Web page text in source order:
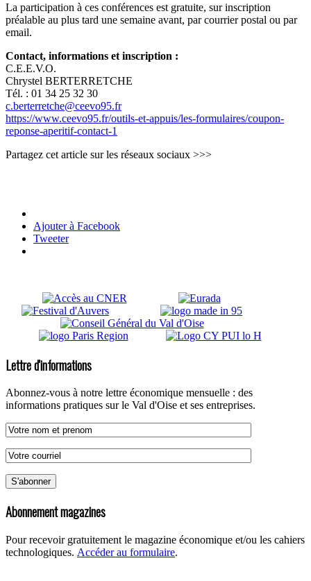
La participation à ces conférences est gratuite, sur inscription
préalable au plus tard une semaine avant, par courrier postal ou par
email.
Contact, informations et inscription :
C.E.E.V.O.
Chrystel BERTERRETCHE
Tél. : 01 34 25 32 30
c.berterretche@ceevo95.fr
https://www.ceevo95.fr/outils-et-appuis/les-formulaires/coupon-
reponse-aperitif-contact-1
Partagez cet article sur les réseaux sociaux >>>
Ajouter à Facebook
Tweeter
Lettre d'informations
Abonnez-vous à notre lettre économique mensuelle : des
informations pratiques sur le Val d'Oise et ses entreprises.
Abonnement magazines
Pour recevoir gratuitement le magazine économique et/ou les cahiers
technologiques. Accéder au formulaire.